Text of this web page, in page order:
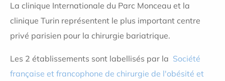
La clinique Internationale du Parc Monceau et la
clinique Turin représentent le plus important centre
privé parisien pour la chirurgie bariatrique.
Les 2 établissements sont labellisés par la Société
française et francophone de chirurgie de l'obésité et